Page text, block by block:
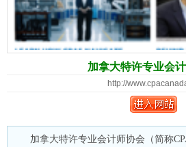
加拿大特许专业会
http://
加拿大特许专业会计师协会（简称